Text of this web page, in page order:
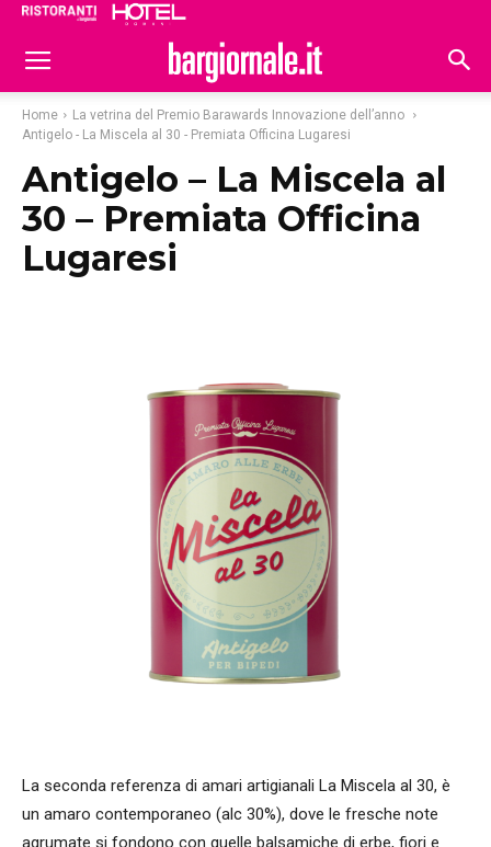
Home
La vetrina del Premio Barawards Innovazione dell’anno
Antigelo - La Miscela al 30 - Premiata Officina Lugaresi
Antigelo – La Miscela al
30 – Premiata Officina
Lugaresi
La seconda referenza di amari artigianali La Miscela al 30, è
un amaro contemporaneo (alc 30%), dove le fresche note
agrumate si fondono con quelle balsamiche di erbe, fiori e